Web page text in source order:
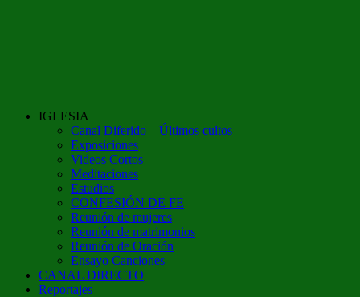
IGLESIA
Canal Diferido – Últimos cultos
Exposiciones
Videos Cortos
Meditaciones
Estudios
CONFESIÓN DE FE
Reunión de mujeres
Reunión de matrimonios
Reunión de Oración
Ensayo Canciones
CANAL DIRECTO
Reportajes